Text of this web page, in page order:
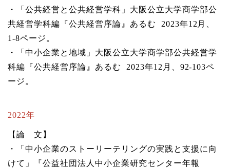
・「公共経営と公共経営学科」大阪公立大学商学部公
共経営学科編『公共経営序論』あるむ 2023年12月、
1-8ページ。
・「中小企業と地域」大阪公立大学商学部公共経営学
科編『公共経営序論』あるむ 2023年12月、92-103ペ
ージ。
2022年
【論 文】
・「中小企業のストーリーテリングの実践と支援に向
けて」『公益社団法人中小企業研究センター年報